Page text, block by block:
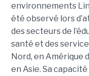
environnements
été observé lors
des secteurs de
santé et des
Nord, en Amérique
en Asie. Sa